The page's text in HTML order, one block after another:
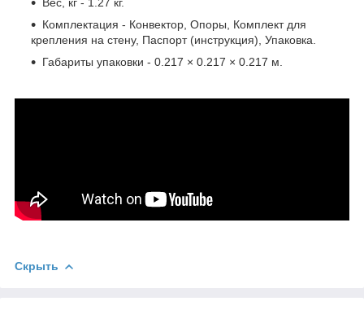
Комплектация - Конвектор, Опоры, Комплект для
крепления на стену, Паспорт (инструкция), Упаковка.
Габариты упаковки - 0.217 × 0.217 × 0.217 м.
Скрыть